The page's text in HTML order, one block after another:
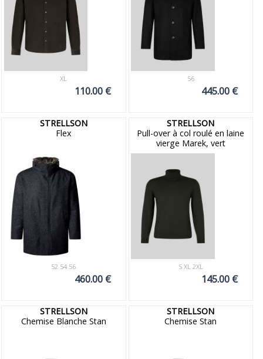
XL
110.00 €
56
445.00 €
STRELLSON
Flex
52 54 56
460.00 €
STRELLSON
Pull-over à col roulé en laine
vierge Marek, vert
S XL 2XL
145.00 €
STRELLSON
Chemise Blanche Stan
STRELLSON
Chemise Stan